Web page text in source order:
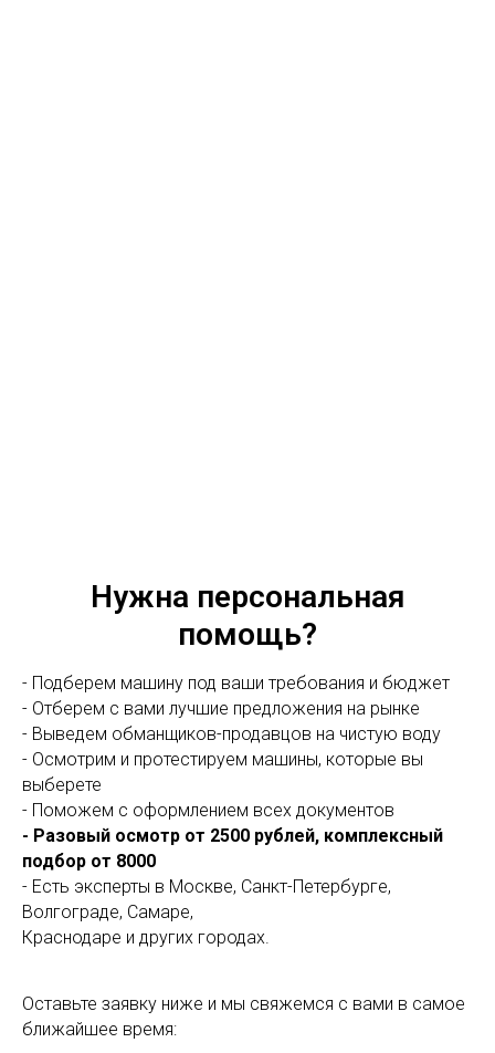
Нужна персональная
помощь?
- Подберем машину под ваши требования и бюджет
- Отберем с вами лучшие предложения на рынке
- Выведем обманщиков-продавцов на чистую воду
- Осмотрим и протестируем машины, которые вы
выберете
- Поможем с оформлением всех документов
- Разовый осмотр от 2500 рублей, комплексный
подбор от 8000
- Есть эксперты в Москве, Санкт-Петербурге,
Волгограде, Самаре,
Краснодаре и других городах.
Оставьте заявку ниже и мы свяжемся с вами в самое
ближайшее время: